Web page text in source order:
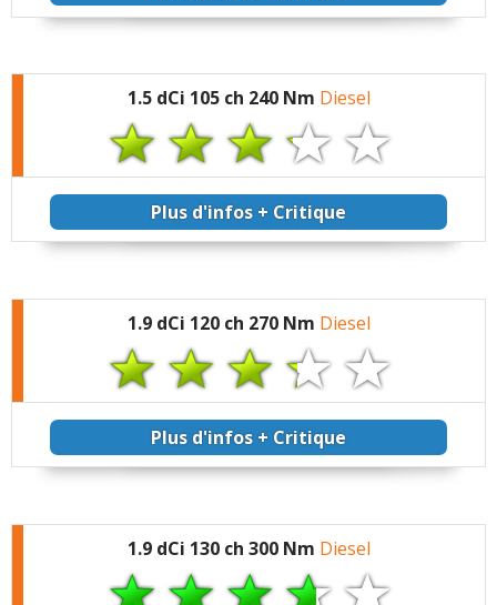
1.5 dCi 105 ch 240 Nm Diesel
Plus d'infos + Critique
1.9 dCi 120 ch 270 Nm Diesel
Plus d'infos + Critique
1.9 dCi 130 ch 300 Nm Diesel